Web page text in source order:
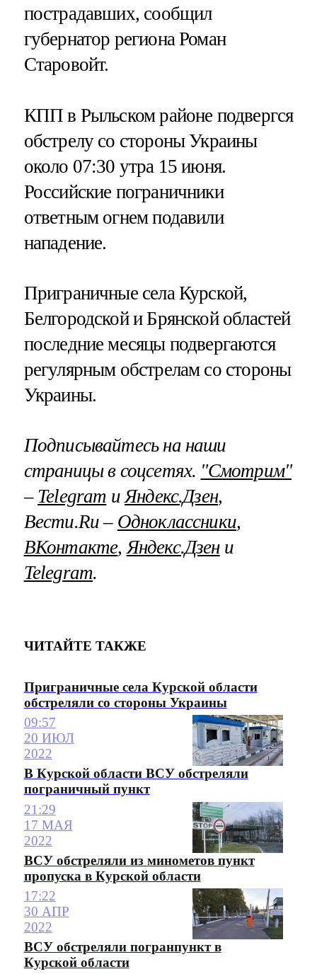
пострадавших, сообщил
губернатор региона Роман
Старовойт.
КПП в Рыльском районе подвергся
обстрелу со стороны Украины
около 07:30 утра 15 июня.
Российские пограничники
ответным огнем подавили
нападение.
Приграничные села Курской,
Белгородской и Брянской областей
последние месяцы подвергаются
регулярным обстрелам со стороны
Украины.
Подписывайтесь на наши
страницы в соцсетях. "Смотрим"
– Telegram и Яндекс.Дзен,
Вести.Ru – Одноклассники,
ВКонтакте, Яндекс.Дзени
Telegram.
ЧИТАЙТЕ ТАКЖЕ
Приграничные села Курской области
обстреляли со стороны Украины
09:57
20 ИЮЛ
2022
В Курской области ВСУ обстреляли
пограничный пункт
21:29
17 МАЯ
2022
ВСУ обстреляли из минометов пункт
пропуска в Курской области
17:22
30 АПР
2022
ВСУ обстреляли погранпункт в
Курской области